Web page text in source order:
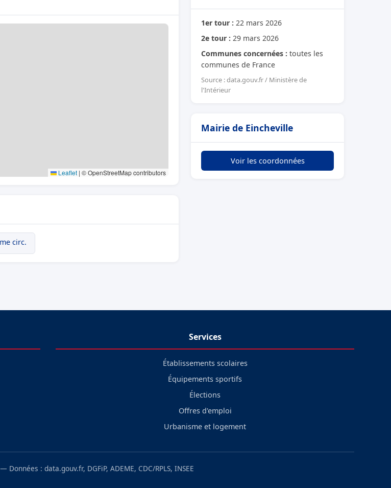
Leaflet | © OpenStreetMap contributors
circ.
1er tour : 22 mars 2026
2e tour : 29 mars 2026
Communes concernées : toutes les
communes de France
Source : data.gouv.fr / Ministère de
l'Intérieur
Mairie de Eincheville
Voir les coordonnées
Services
Établissements scolaires
Équipements sportifs
Élections
Offres d'emploi
Urbanisme et logement
— Données : data.gouv.fr, DGFiP, ADEME, CDC/RPLS, INSEE